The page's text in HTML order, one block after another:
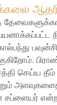
செய்ய
என்ற